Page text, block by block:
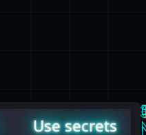
Use secrets